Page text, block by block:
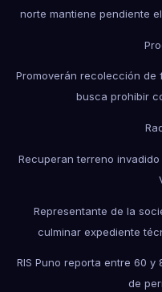
norte mantiene pendiente
Promoverán recolección de
busca prohibir
Recuperan terreno
Representante de la
culminar expediente
RIS Puno reporta entre 60
de